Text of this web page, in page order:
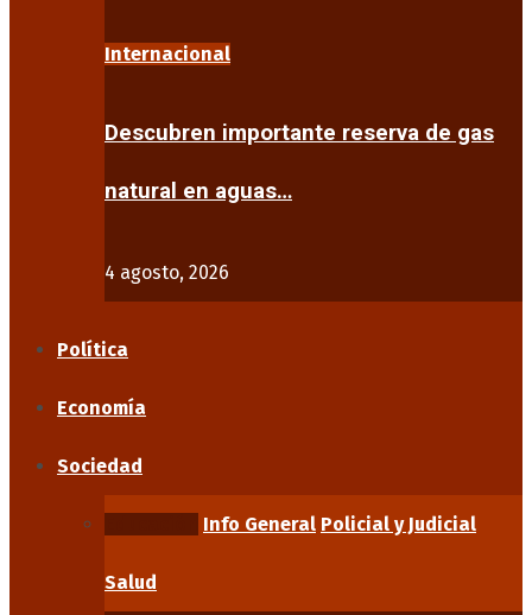
Internacional
Descubren importante reserva de gas
natural en aguas…
4 agosto, 2026
Política
Economía
Sociedad
Info General Policial y Judicial
Salud